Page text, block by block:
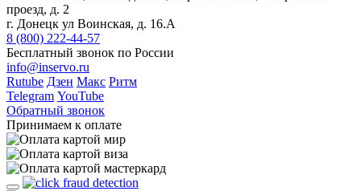
проезд, д. 2
г. Донецк ул Воинская, д. 16.А
8 (800) 222-44-57
Бесплатный звонок по России
info@inservo.ru
Rutube Дзен Макс Ритм
Telegram YouTube
Обратный звонок
Принимаем к оплате